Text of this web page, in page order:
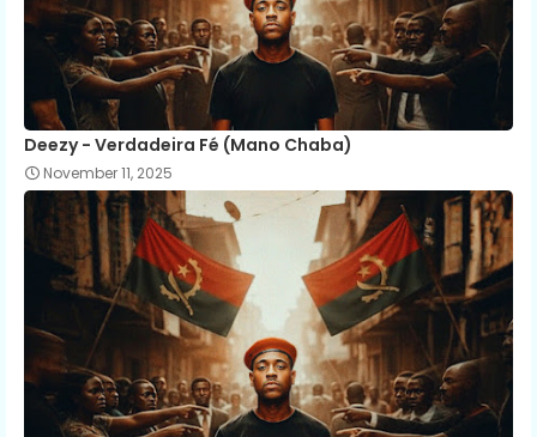
Deezy - Verdadeira Fé (Mano Chaba)
November 11, 2025